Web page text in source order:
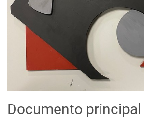
Documento principal